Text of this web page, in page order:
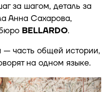
за шагом, деталь за
Анна Сахарова,
BELLARDO.
часть общей истории,
на одном языке.